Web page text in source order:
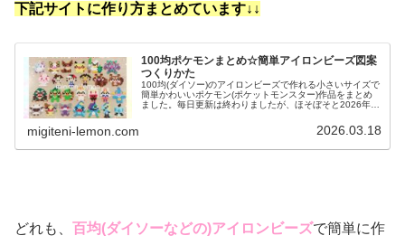
下記サイトに作り方まとめています↓ ↓
100均ポケモンまとめ☆簡単アイロンビーズ図案
つくりかた
100均(ダイソー)のアイロンビーズで作れる小さいサイズで
簡単かわいいポケモン(ポケットモンスター)作品をまとめ
ました。毎日更新は終わりましたが、ほそぼそと2026年も
migiteni-lemon.com 2026.03.18
どれも、 百均(ダイソーなどの)アイロンビーズで簡単に作